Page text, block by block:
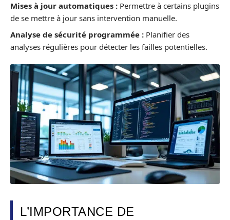
Mises à jour automatiques : Permettre à certains plugins
de se mettre à jour sans intervention manuelle.
Analyse de sécurité programmée : Planifier des
analyses régulières pour détecter les failles potentielles.
L’IMPORTANCE DE